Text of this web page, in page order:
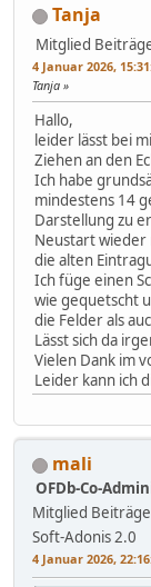
Tanja
Mitglied
4 Januar 2026,
Tanja
Hallo,
leider lässt bei
Ziehen an den
Ich habe
mindestens 14
Darstellung zu
Neustart
die alten
Ich füge einen
wie gequetscht
die Felder als
Lässt sich da
Vielen Dank im
Leider kann ich
mali
OFDb-Co-
Mitglied
Soft-Adonis 2.0
4 Januar 2026,